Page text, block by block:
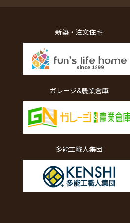
新築・注文住宅
ガレージ&農業倉庫
多能工職人集団